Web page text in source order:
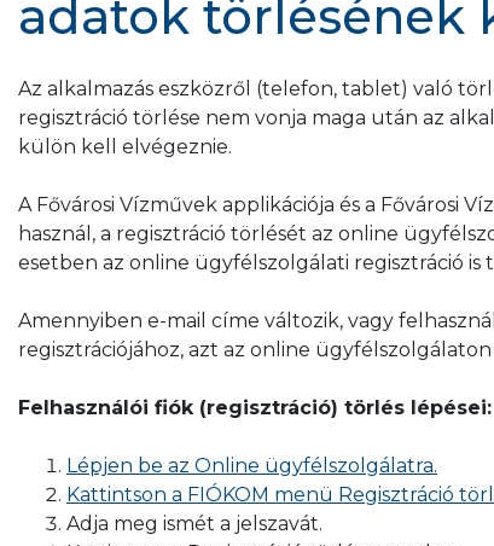
adatok törlésének
Az alkalmazás eszközről (telefon, tablet) való
regisztráció törlése nem vonja maga után az
külön kell elvégeznie.
A Fővárosi Vízművek applikációja és a Fővárosi
használ, a regisztráció törlését az online
esetben az online ügyfélszolgálati regisztráció is
Amennyiben e-mail címe változik, vagy
regisztrációjához, azt az online
Felhasználói fiók (regisztráció) törlés lépései:
Lépjen be az Online ügyfélszolgálatra.
Kattintson a FIÓKOM menü Regisztráció
Adja meg ismét a jelszavát.